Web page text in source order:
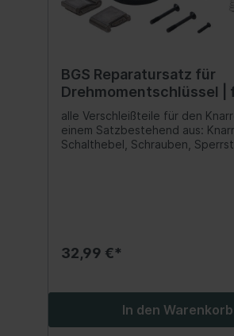
BGS Reparatursatz für
Drehmomentschlüssel |
2863
alle Verschleißteile für den
einem Satzbestehend aus:
Schalthebel, Schrauben,
32,99 €*
In den Warenkorb